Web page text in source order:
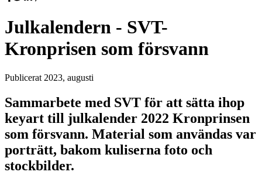
Julkalendern - SVT-
Kronprisen som försvann
Publicerat 2023, augusti
Sammarbete med SVT för att sätta ihop
keyart till julkalender 2022 Kronprinsen
som försvann. Material som användas var
porträtt, bakom kuliserna foto och
stockbilder.